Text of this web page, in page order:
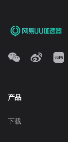
产品
下载